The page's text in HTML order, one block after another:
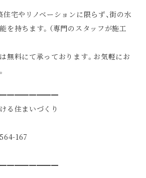
住宅やリノベーションに限らず、街の水
を持ちます。（専門のスタッフが施工
無料にて承っております。お気軽にお
る住まいづくり
167